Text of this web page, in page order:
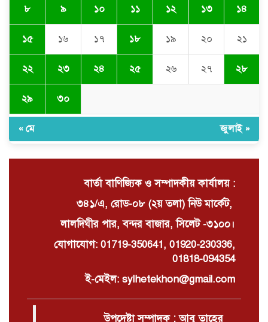
অব অনারে বরণ
চুনারুঘাটে সাংবাদিকের ব্যক্তিগত ভিডিও
ধারণের অভিযোগ: ব্ল্যাকমেইল ও চাঁদা
দোয়ারাবাজারে বালু ব্যবসায়ীর সংবাদ
সম্মেলন চারটি নৌকা দখল ও নগদ টাকা
৮ ৯ ১০ ১১ ১২ ১৩ ১৪
১৫ ১৬ ১৭ ১৮ ১৯ ২০ ২১
২২ ২৩ ২৪ ২৫ ২৬ ২৭ ২৮
২৯ ৩০
« মে জুলাই »
বার্তা বাণিজ্যিক ও সম্পাদকীয় কার্যালয় :
৩৪১/এ, রোড-০৮ (২য় তলা) নিউ মার্কেট,
লালদিঘীর পার, বন্দর বাজার, সিলেট -৩১০০।
যোগাযোগ: 01719-350641, 01920-230336,
01818-094354
ই-মেইল: sylhetekhon@gmail.com
উপদেষ্টা সম্পাদক : আবু তাহের